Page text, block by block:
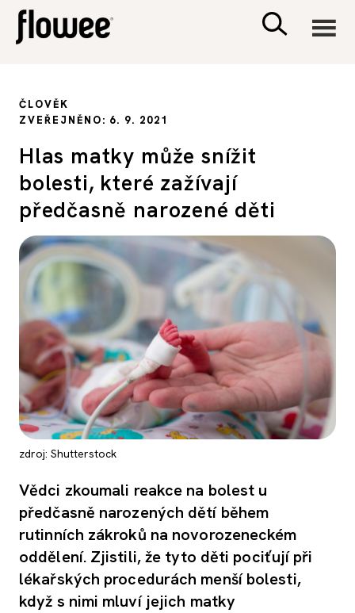
PSYCHOLOGIE
SEX A VZTAHY
PORADNA
ČLOVĚK
ZVEŘEJNĚNO: 6. 9. 2021
Hlas matky může snížit
bolesti, které zažívají
předčasně narozené děti
zdroj: Shutterstock
Vědci zkoumali reakce na bolest u
předčasně narozených dětí během
rutinních zákroků na novorozeneckém
oddělení. Zjistili, že tyto děti pociťují při
lékařských procedurách menší bolesti,
když s nimi mluví jejich matky